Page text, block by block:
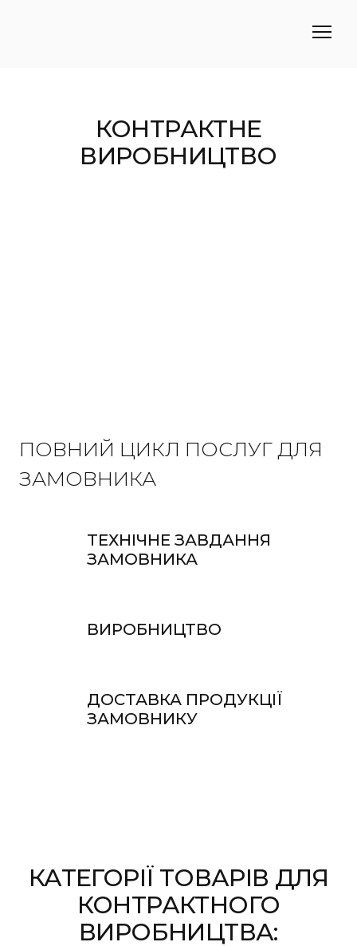
КОНТРАКТНЕ
ВИРОБНИЦТВО
ПОВНИЙ ЦИКЛ ПОСЛУГ ДЛЯ
ЗАМОВНИКА
ТЕХНІЧНЕ ЗАВДАННЯ
ЗАМОВНИКА
ВИРОБНИЦТВО
ДОСТАВКА ПРОДУКЦІЇ
ЗАМОВНИКУ
КАТЕГОРІЇ ТОВАРІВ ДЛЯ
КОНТРАКТНОГО
ВИРОБНИЦТВА: